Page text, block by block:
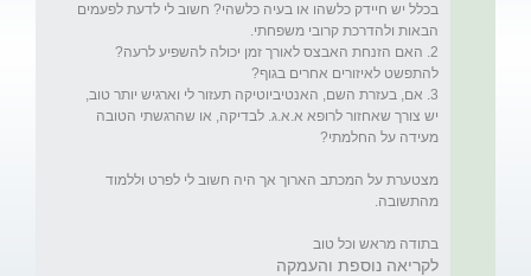
בכלל יש חיידק כלשהו או בעיה כלשהי? חשוב לי לדעת לפעמים
2. האם הזנחת האבצס לאורך זמן יכולה להשפיע לרעה?
3. אם, בעזרת השם, האנטיביוטיקה תעזור לי וארגיש יותר טוב,
יש צורך שאחזור לרופא א.א.ג. לבדיקה, או שהרגשתי הטובה
מצטערת על המכתב הארוך אך היה חשוב לי לפרט וללמוד
בתודה מראש וכל טוב
לקריאה נוספת והעמקה